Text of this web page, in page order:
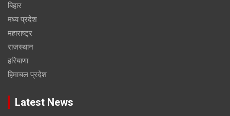
बिहार
मध्य प्रदेश
महाराष्ट्र
राजस्थान
हरियाणा
हिमाचल प्रदेश
Latest News